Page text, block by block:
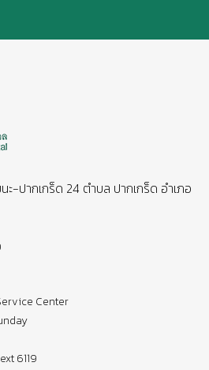
-ปากเกร็ด 24 ตำบล ปากเกร็ด อำเภอ
Center
6119